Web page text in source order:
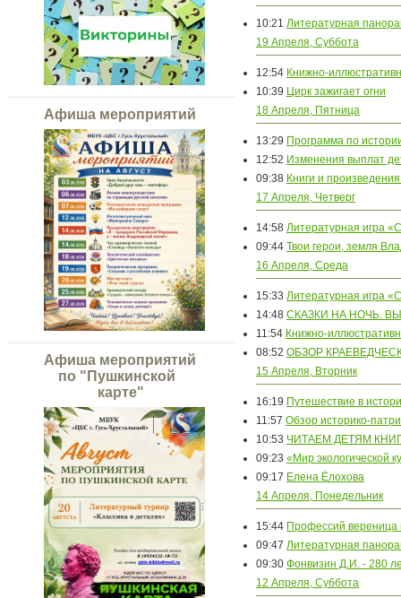
Афиша мероприятий
Афиша мероприятий
по "Пушкинской
карте"
10:21 Литературная
19 Апреля, Суббота
12:54 Книжно-
10:39 Цирк зажигает огни
18 Апреля, Пятница
13:29 Программа по
12:52 Изменения выплат
09:38 Книги и
17 Апреля, Четверг
14:58 Литературная игра
09:44 Твои герои, земля
16 Апреля, Среда
15:33 Литературная игра
14:48 СКАЗКИ НА НОЧЬ.
11:54 Книжно-
08:52 ОБЗОР
15 Апреля, Вторник
16:19 Путешествие в
11:57 Обзор историко-
10:53 ЧИТАЕМ ДЕТЯМ
09:23 «Мир экологической
09:17 Елена Ёлохова
14 Апреля, Понедельник
15:44 Профессий вереница
09:47 Литературная
09:30 Фонвизин Д.И. - 280
12 Апреля, Суббота